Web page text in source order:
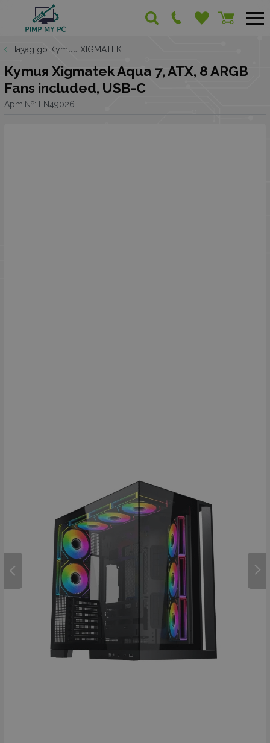
Назад до Кутии XIGMATEK
Кутия Xigmatek Aqua 7, ATX, 8 ARGB
Fans included, USB-C
Арт.№: EN49026